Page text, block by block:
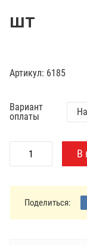
у
шт
Артикул: 6185
Вариант
оплаты
Поделиться: